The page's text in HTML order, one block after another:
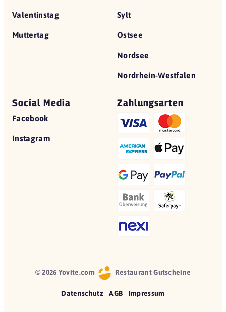
Valentinstag
Muttertag
Sylt
Ostsee
Nordsee
Nordrhein-Westfalen
Social Media
Facebook
Instagram
Zahlungsarten
© 2026 Yovite.com Restaurant Gutscheine
Datenschutz AGB Impressum